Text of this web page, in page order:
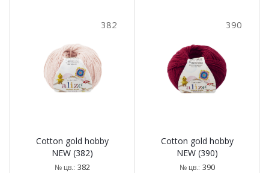
382
Cotton gold hobby
NEW (382)
№ цв.: 382
390
Cotton gold hobby
NEW (390)
№ цв.: 390